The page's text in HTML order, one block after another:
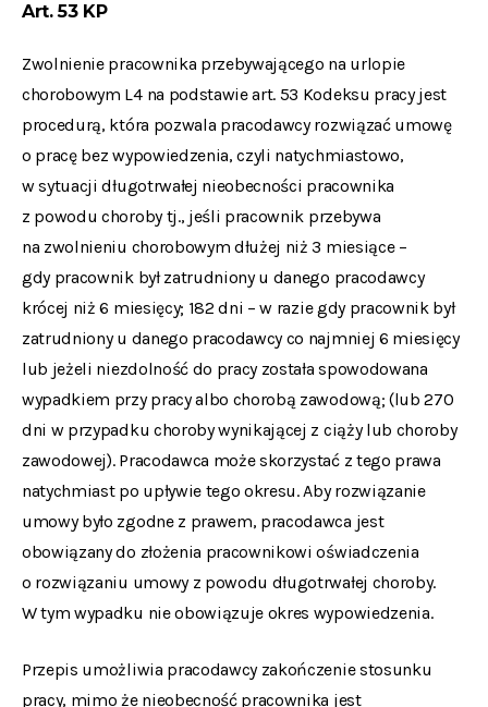
Art. 53 KP
Zwolnienie pracownika przebywającego na urlopie
chorobowym L4 na podstawie art. 53 Kodeksu pracy jest
procedurą, która pozwala pracodawcy rozwiązać umowę
o pracę bez wypowiedzenia, czyli natychmiastowo,
w sytuacji długotrwałej nieobecności pracownika
z powodu choroby tj., jeśli pracownik przebywa
na zwolnieniu chorobowym dłużej niż 3 miesiące –
gdy pracownik był zatrudniony u danego pracodawcy
krócej niż 6 miesięcy; 182 dni – w razie gdy pracownik był
zatrudniony u danego pracodawcy co najmniej 6 miesięcy
lub jeżeli niezdolność do pracy została spowodowana
wypadkiem przy pracy albo chorobą zawodową; (lub 270
dni w przypadku choroby wynikającej z ciąży lub choroby
zawodowej). Pracodawca może skorzystać z tego prawa
natychmiast po upływie tego okresu. Aby rozwiązanie
umowy było zgodne z prawem, pracodawca jest
obowiązany do złożenia pracownikowi oświadczenia
o rozwiązaniu umowy z powodu długotrwałej choroby.
W tym wypadku nie obowiązuje okres wypowiedzenia.
Przepis umożliwia pracodawcy zakończenie stosunku
pracy, mimo że nieobecność pracownika jest